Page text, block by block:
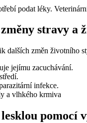
podat léky.
stravy a
změn
jejímu zacuchávání.
infekce.
a vlhkého krmiva
pomocí